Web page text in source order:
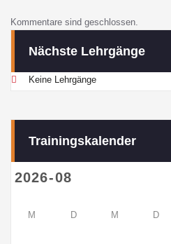
Kommentare sind geschlossen.
Nächste Lehrgänge
Keine Lehrgänge
Trainingskalender
M D M D